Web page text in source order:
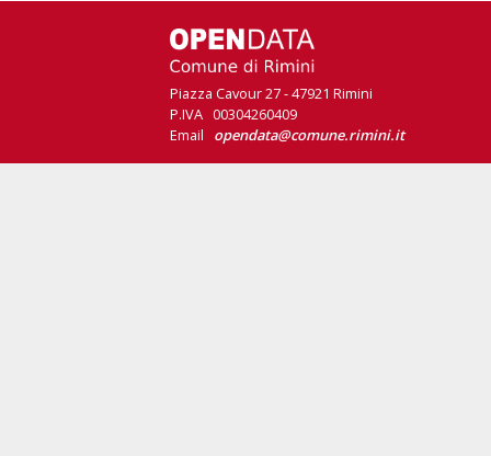
Piazza Cavour 27 - 47921 Rimini
P.IVA 00304260409
Email opendata@comune.rimini.it